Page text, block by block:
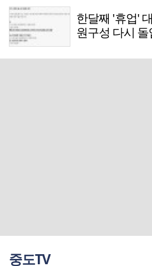
한달째 '휴업'
원구성 다시 돌
중도TV